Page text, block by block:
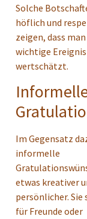
Solche
höflich und
zeigen, dass man
wichtige Ereignis
wertschätzt.
Im Gegensatz
informelle
etwas kreativer
persönlicher. Sie
für Freunde oder